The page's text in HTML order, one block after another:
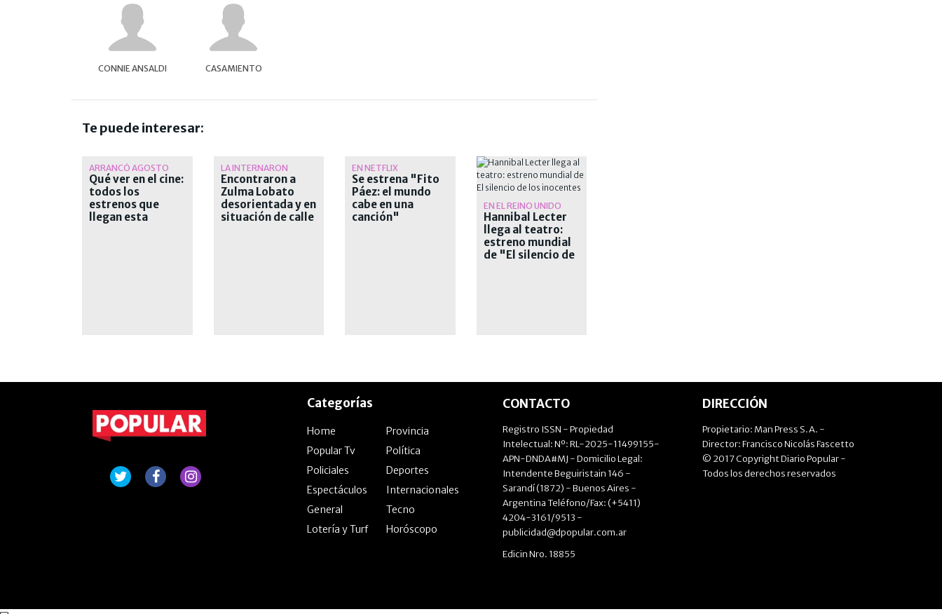
CONNIE ANSALDI CASAMIENTO
Te puede interesar:
ARRANCÓ AGOSTO
Qué ver en el cine:
todos los
estrenos que
llegan esta
LA INTERNARON
Encontraron a
Zulma Lobato
desorientada y en
situación de calle
EN NETFLIX
Se estrena "Fito
Páez: el mundo
cabe en una
canción"
EN EL REINO UNIDO
Hannibal Lecter
llega al teatro:
estreno mundial
de "El silencio de
Categorías
Home
Provincia
Popular Tv
Política
Policiales
Deportes
Espectáculos
Internacionales
General
Tecno
Lotería y Turf
Horóscopo
CONTACTO
Registro ISSN - Propiedad
Intelectual: Nº: RL-2025-11499155-
APN-DNDA#MJ - Domicilio Legal:
Intendente Beguiristain 146 -
Sarandí (1872) - Buenos Aires -
Argentina Teléfono/Fax: (+5411)
4204-3161/9513 -
publicidad@dpopular.com.ar
Edicin Nro. 18855
DIRECCIÓN
Propietario: Man Press S.A. -
Director: Francisco Nicolás Fascetto
© 2017 Copyright Diario Popular -
Todos los derechos reservados